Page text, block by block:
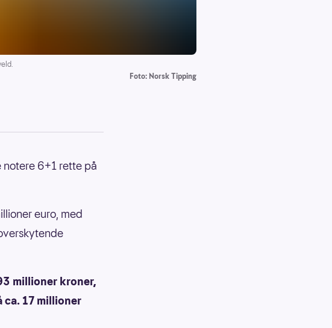
Foto: Norsk Tipping
notere 6+1 rette på
euro, med
millioner kroner,
ca. 17 millioner